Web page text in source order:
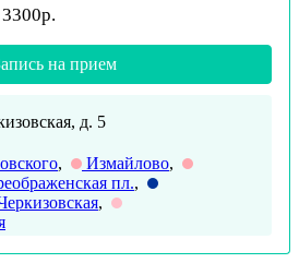
на прием
д. 5
, Измайлово,
пл.,
,